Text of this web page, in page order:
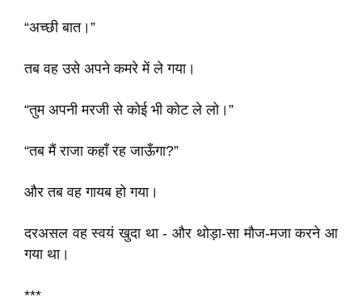
“अच्छी बात।”
तब वह उसे अपने कमरे में ले गया।
“तुम अपनी मरजी से कोई भी कोट ले लो।”
“तब मैं राजा कहाँ रह जाऊँगा?”
और तब वह गायब हो गया।
दरअसल वह स्वयं खुदा था - और थोड़ा-सा मौज-मजा करने आ
गया था।